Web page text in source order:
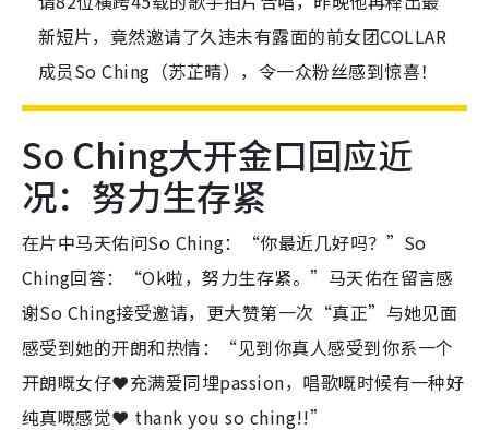
新短片，竟然邀请了久违未有露面的前女团COLLAR
成员So Ching（苏芷晴），令一众粉丝感到惊喜！
So Ching大开金口回应近
况：努力生存紧
在片中马天佑问So Ching：“你最近几好吗？”So
Ching回答：“Ok啦，努力生存紧。”马天佑在留言感
谢So Ching接受邀请，更大赞第一次“真正”与她见面
感受到她的开朗和热情：“见到你真人感受到你系一个
开朗嘅女仔❤️充满爱同埋passion，唱歌嘅时候有一种好
纯真嘅感觉❤️ thank you so ching!!”